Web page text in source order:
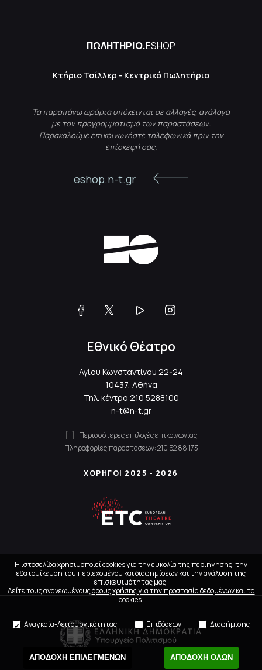
ΠΩΛΗΤΗΡΙΟ.ESHOP
Κτήριο Τσίλλερ - Κεντρικό Πωλητήριο
Τα παραπάνω ωράρια υπόκεινται σε αλλαγές, ανάλογα
με τον προγραμματισμό των παραστάσεων.
Παρακαλούμε επικοινωνήστε τηλεφωνικά πριν την
επίσκεψή σας.
eshop.n-t.gr
Εθνικό Θέατρο
Αγίου Κωνσταντίνου 22-24
10437, Αθήνα
Τηλ. κέντρο 210 5288100
n-t@n-t.gr
Περισσότερες επιλογές επικοινωνίας
Πληροφορίες παραστάσεων:210 52 88 173
ΧΟΡΗΓΟΙ 2025 - 2026
Η ιστοσελίδα χρησιμοποιεί cookies για την ευκολία της περιήγησης, την
εξατομίκευση του περιεχομένου και διαφημίσεων και την ανάλυση της
επισκεψιμότητας μας.
Δείτε τους ανανεωμένουςόρους χρήσης για την προστασία δεδομένων και τα
cookies.
Αναγκαία-Λειτουργικότητας Επιδόσεων Διαφήμισης
ΑΠΟΔΟΧΗ ΕΠΙΛΕΓΜΕΝΩΝ ΑΠΟΔΟΧΗ ΟΛΩΝ